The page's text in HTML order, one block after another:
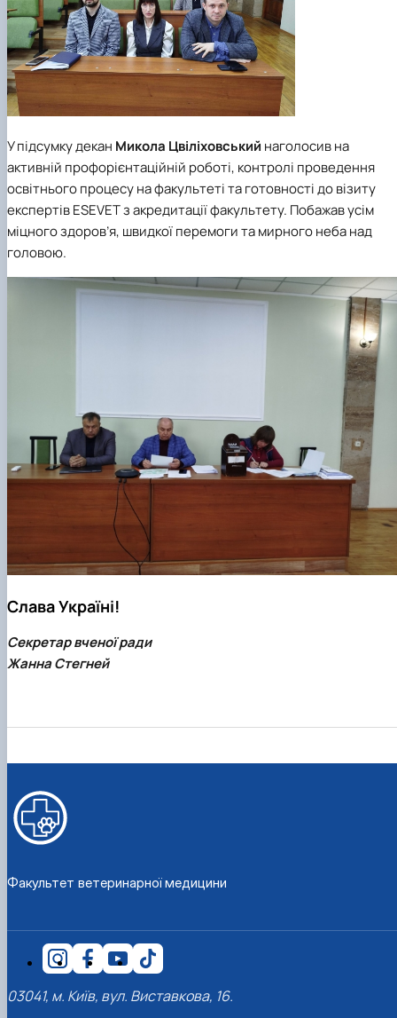
У підсумку декан Микола Цвіліховський наголосив на
активній профорієнтаційній роботі, контролі проведення
освітнього процесу на факультеті та готовності до візиту
експертів ЕSEVET з акредитації факультету. Побажав усім
міцного здоров’я, швидкої перемоги та мирного неба над
головою.
Слава Україні!
Секретар вченої ради
Жанна Стегней
Факультет ветеринарної медицини
03041, м. Київ, вул. Виставкова, 16.